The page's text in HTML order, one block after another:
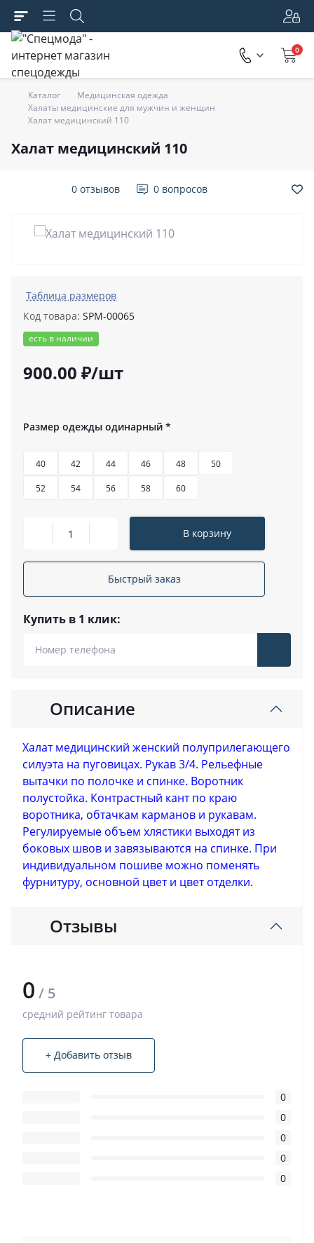
0
Каталог
Медицинская одежда
Халаты медицинские для мужчин и женщин
Халат медицинский 110
Халат медицинский 110
0 отзывов 0 вопросов
Таблица размеров
Код товара: SPM-00065
есть в наличии
900.00 ₽/шт
Размер одежды одинарный *
40 42 44 46 48 50
52 54 56 58 60
В корзину
Быстрый заказ
Купить в 1 клик:
Описание
Халат медицинский женский полуприлегающего
силуэта на пуговицах. Рукав 3/4. Рельефные
вытачки по полочке и спинке. Воротник
полустойка. Контрастный кант по краю
воротника, обтачкам карманов и рукавам.
Регулируемые объем хлястики выходят из
боковых швов и завязываются на спинке. При
индивидуальном пошиве можно поменять
фурнитуру, основной цвет и цвет отделки.
Отзывы
0 / 5
средний рейтинг товара
+ Добавить отзыв
0
0
0
0
0